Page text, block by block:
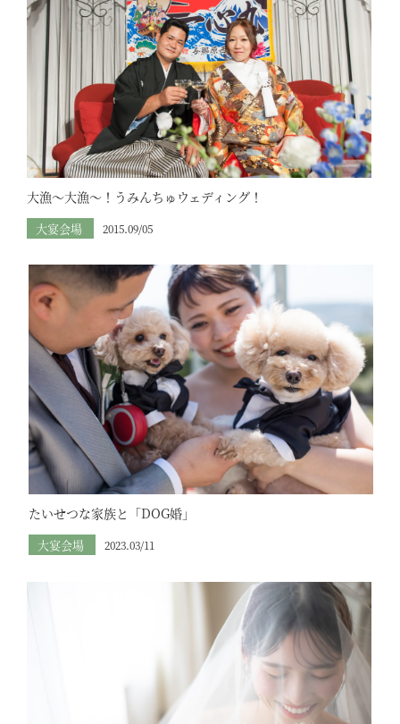
大漁～大漁～！うみんちゅウェディング！
大宴会場 2015.09/05
たいせつな家族と「DOG婚」
大宴会場 2023.03/11